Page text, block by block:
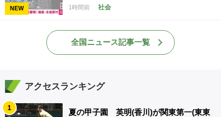
NEW 1時間前 社会
全国ニュース記事一覧
アクセスランキング
1
夏の甲子園 英明(香川)が関東第一(東東